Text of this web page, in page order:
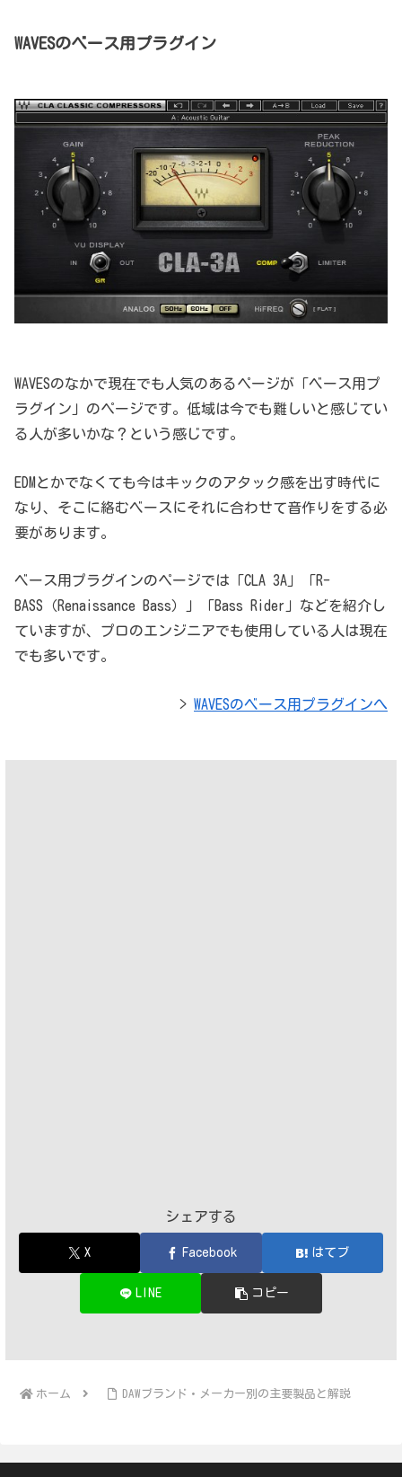
WAVESのベース用プラグイン
WAVESのなかで現在でも人気のあるページが「ベース用プ
ラグイン」のページです。低域は今でも難しいと感じてい
る人が多いかな？という感じです。
EDMとかでなくても今はキックのアタック感を出す時代に
なり、そこに絡むベースにそれに合わせて音作りをする必
要があります。
ベース用プラグインのページでは「CLA 3A」「R-
BASS（Renaissance Bass）」「Bass Rider」などを紹介し
ていますが、プロのエンジニアでも使用している人は現在
でも多いです。
> WAVESのベース用プラグインへ
シェアする
X Facebook はてブ
LINE コピー
ホーム DAWブランド・メーカー別の主要製品と解説